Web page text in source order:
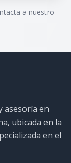
a nuestro
asesoría en
ubicada en la
en el